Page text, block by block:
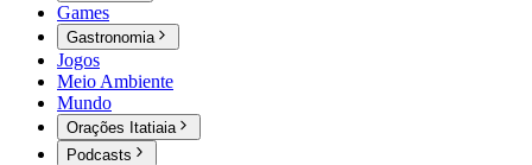
Games
Gastronomia
Jogos
Meio Ambiente
Mundo
Orações Itatiaia
Podcasts